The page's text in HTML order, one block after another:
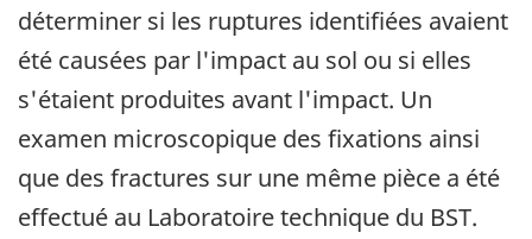
déterminer si les ruptures identifiées avaient
été causées par l'impact au sol ou si elles
s'étaient produites avant l'impact. Un
examen microscopique des fixations ainsi
que des fractures sur une même pièce a été
effectué au Laboratoire technique du BST.